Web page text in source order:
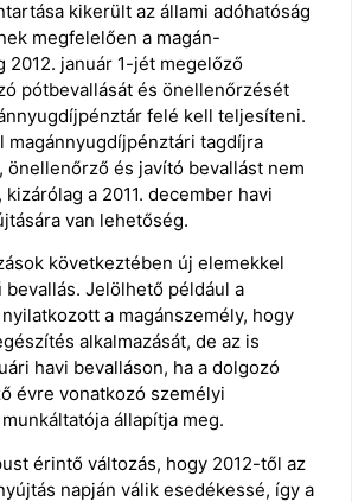
kikerült az állami adóhatóság
megfelelően a magán-
2012. január 1-jét megelőző
pótbevallását és önellenőrzését
felé kell teljesíteni.
magánnyugdíjpénztári tagdíjra
önellenőrző és javító bevallást nem
kizárólag a 2011. december havi
van lehetőség.
következtében új elemekkel
bevallás. Jelölhető például a
a magánszemély, hogy
alkalmazását, de az is
havi bevalláson, ha a dolgozó
évre vonatkozó személyi
állapítja meg.
érintő változás, hogy 2012-től az
napján válik esedékessé, így a